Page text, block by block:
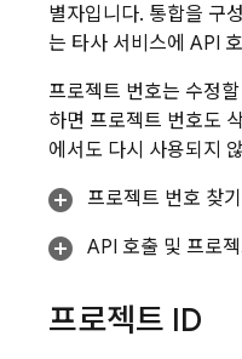
별자입니다. 통합을 구
는 타사 서비스에 API
프로젝트 번호는 수정
하면 프로젝트 번호도
에서도 다시 사용되지
프로젝트 번호 찾기
API 호출 및 프로
프로젝트 ID